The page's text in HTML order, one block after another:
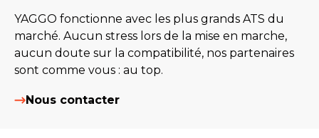
YAGGO fonctionne avec les plus grands ATS du
marché. Aucun stress lors de la mise en marche,
aucun doute sur la compatibilité, nos partenaires
sont comme vous : au top.
Nous contacter